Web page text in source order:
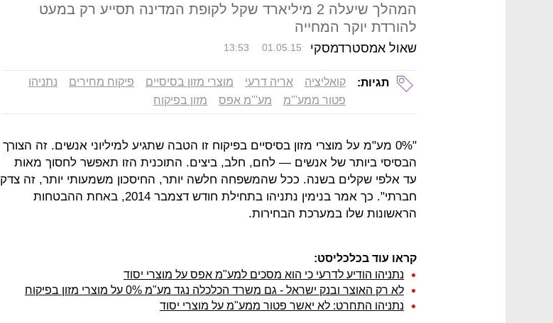
המהלך שיעלה 2 מיליארד שקל לקופת המדינה תסייע רק במעט
להורדת יוקר המחייה
שאול אמסטרדמסקי 13:53 01.05.15
תגיות: קואליציה אריה דרעי מוצרי מזון בסיסיים פיקוח מחירים
נתניהו
פטור ממע'''מ
מע'''מ אפס מזון בפיקוח
"0% מע"מ על מוצרי מזון בסיסיים בפיקוח זו הטבה שתגיע למיליוני אנשים. זה הצורך
הבסיסי ביותר של אנשים — לחם, חלב, ביצים. התוכנית הזו תאפשר לחסוך מאות
עד אלפי שקלים בשנה. ככל שהמשפחה חלשה יותר, החיסכון משמעותי יותר, זה צדק
חברתי". כך אמר בנימין נתניהו בתחילת חודש דצמבר 2014, באחת ההבטחות
הראשונות שלו במערכת הבחירות.
קראו עוד בכלכליסט:
נתניהו הודיע לדרעי כי הוא מסכים למע"מ אפס על מוצרי יסוד
לא רק האוצר ובנק ישראל - גם משרד הכלכלה נגד מע"מ 0% על מוצרי מזון בפיקוח
נתניהו התחרט: לא יאשר פטור ממע"מ על מוצרי יסוד